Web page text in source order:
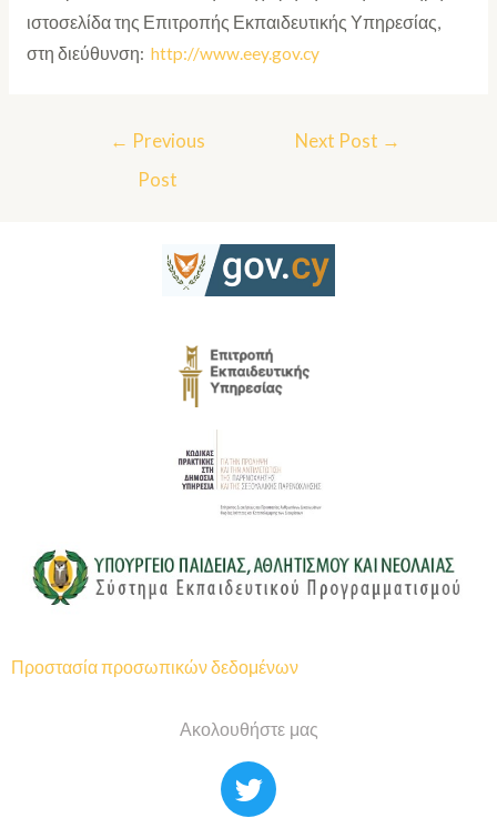
ιστοσελίδα της Επιτροπής Εκπαιδευτικής Υπηρεσίας,
στη διεύθυνση: http://www.eey.gov.cy
← Previous
Post
Next Post →
Προστασία προσωπικών δεδομένων
Ακολουθήστε μας